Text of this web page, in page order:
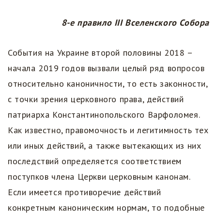
8-е правило III Вселенского Собора
События на Украине второй половины 2018 –
начала 2019 годов вызвали целый ряд вопросов
относительно каноничности, то есть законности,
с точки зрения церковного права, действий
патриарха Константинопольского Варфоломея.
Как известно, правомочность и легитимность тех
или иных действий, а также вытекающих из них
последствий определяется соответствием
поступков члена Церкви церковным канонам.
Если имеется противоречие действий
конкретным каноническим нормам, то подобные